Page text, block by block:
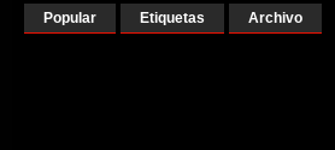
Popular Etiquetas Archivo